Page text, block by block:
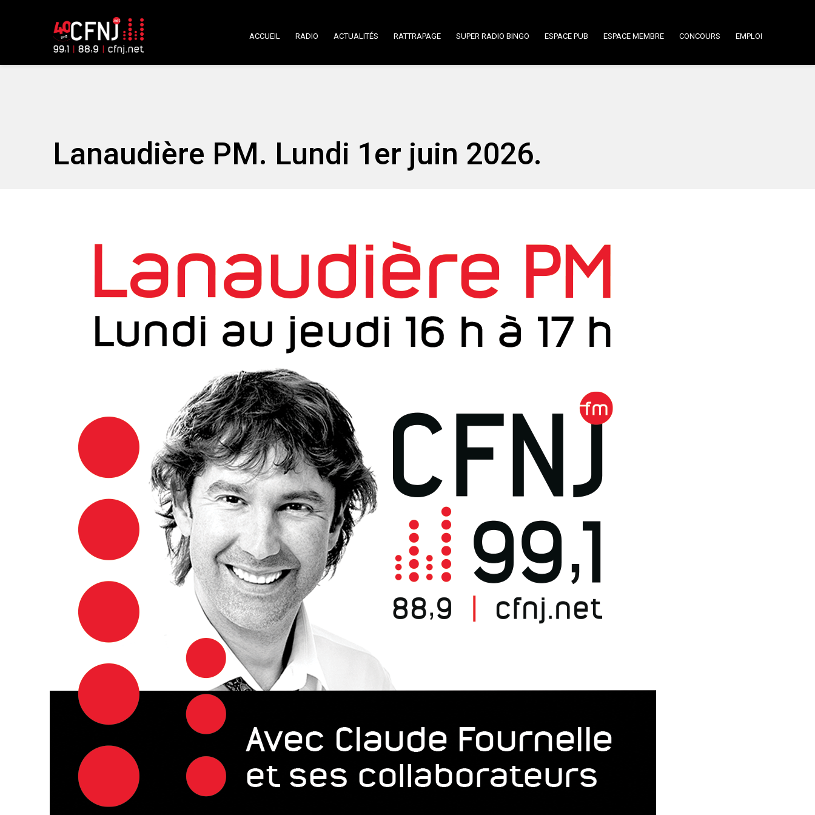
ACCUEIL RADIO ACTUALITÉS RATTRAPAGE SUPER RADIO BINGO ESPACE PUB ESPACE MEMBRE CONCOURS EMPLOI
Lanaudière PM. Lundi 1er juin 2026.